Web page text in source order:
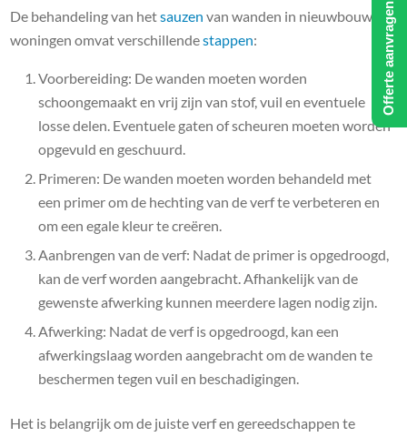
De behandeling van hetsauzen van wanden in nieuwbouw
woningen omvat verschillendestappen:
Voorbereiding: De wanden moeten worden
schoongemaakt en vrij zijn van stof, vuil en eventuele
losse delen. Eventuele gaten of scheuren moeten worden
opgevuld en geschuurd.
Primeren: De wanden moeten worden behandeld met
een primer om de hechting van de verf te verbeteren en
om een ​​egale kleur te creëren.
Aanbrengen van de verf: Nadat de primer is opgedroogd,
kan de verf worden aangebracht. Afhankelijk van de
gewenste afwerking kunnen meerdere lagen nodig zijn.
Afwerking: Nadat de verf is opgedroogd, kan een
afwerkingslaag worden aangebracht om de wanden te
beschermen tegen vuil en beschadigingen.
Het is belangrijk om de juiste verf en gereedschappen te
Offerte aanvragen